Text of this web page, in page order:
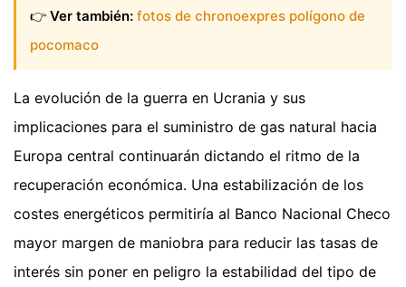
👉 Ver también: fotos de chronoexpres polígono de
pocomaco
La evolución de la guerra en Ucrania y sus
implicaciones para el suministro de gas natural hacia
Europa central continuarán dictando el ritmo de la
recuperación económica. Una estabilización de los
costes energéticos permitiría al Banco Nacional Checo
mayor margen de maniobra para reducir las tasas de
interés sin poner en peligro la estabilidad del tipo de